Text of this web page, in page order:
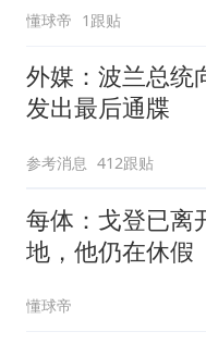
懂球帝 1跟贴
外媒：波兰总统
发出最后通牒
参考消息 412跟贴
每体：戈登已离
地，他仍在休假
懂球帝